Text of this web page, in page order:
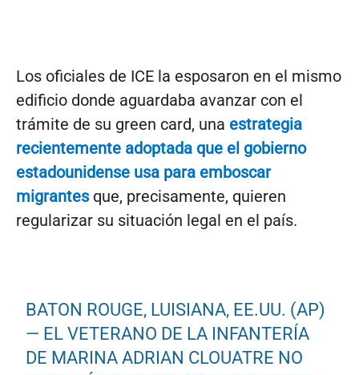
Los oficiales de ICE la esposaron en el mismo
edificio donde aguardaba avanzar con el
trámite de su green card, una estrategia
recientemente adoptada que el gobierno
estadounidense usa para emboscar
migrantesque, precisamente, quieren
regularizar su situación legal en el país.
BATON ROUGE, LUISIANA, EE.UU. (AP)
— EL VETERANO DE LA INFANTERÍA
DE MARINA ADRIAN CLOUATRE NO